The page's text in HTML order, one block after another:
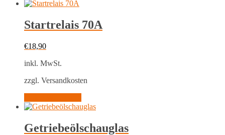
Startrelais 70A
€18,90
inkl. MwSt.
zzgl. Versandkosten
Getriebeölschauglas